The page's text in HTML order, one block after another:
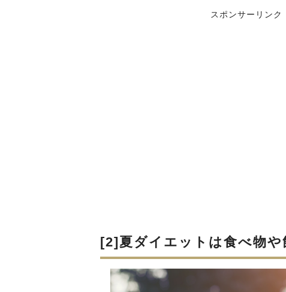
スポンサーリンク
[2]夏ダイエットは食べ物や